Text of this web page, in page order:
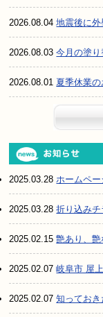
2026.08.04地震後に
2026.08.03今月の塗
2026.08.01 夏季休業
2025.03.28ホームペ
2025.03.28折り込み
2025.02.15艶あり、艶
2025.02.07岐阜市 屋
2025.02.07知っておき